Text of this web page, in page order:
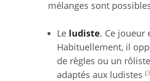
mélanges sont
Le ludiste. Ce joueur
Habituellement, il
de règles ou un
adaptés aux ludistes (3